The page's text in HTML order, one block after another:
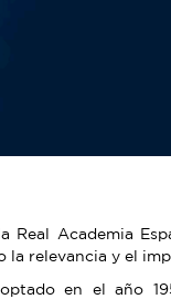
Real Academia
la relevancia y el
en el año